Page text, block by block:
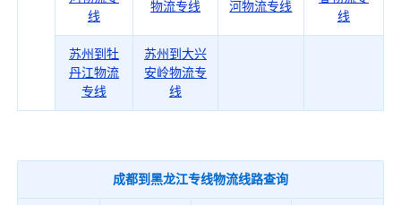
线
物流专线
河物流专线
线
苏州到牡
丹江物流
专线
苏州到大兴
安岭物流专
线
成都到黑龙江专线物流线路查询